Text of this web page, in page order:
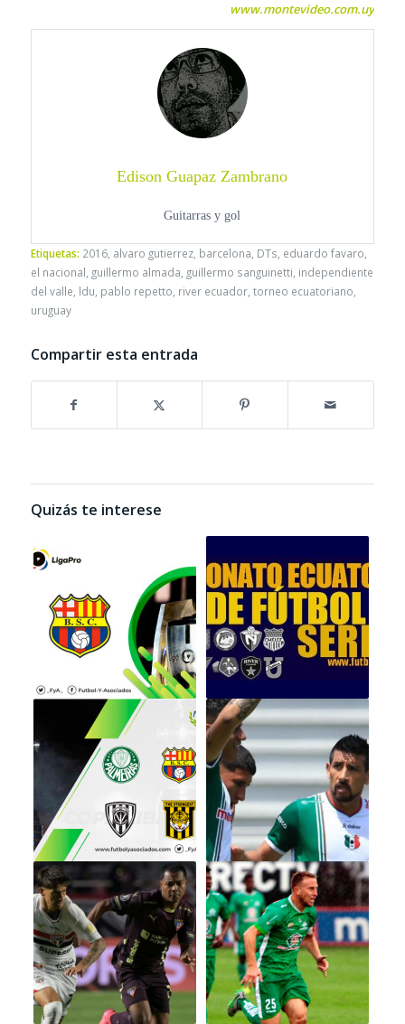
www.montevideo.com.uy
Edison Guapaz Zambrano
Guitarras y gol
Etiquetas: 2016, alvaro gutierrez, barcelona, DTs, eduardo favaro,
el nacional, guillermo almada, guillermo sanguinetti, independiente
del valle, ldu, pablo repetto, river ecuador, torneo ecuatoriano,
uruguay
Compartir esta entrada
Quizás te interese